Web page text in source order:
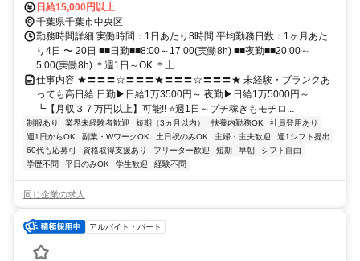
日給15,000円以上
千葉県千葉市中央区
勤務時間詳細 実働時間：1日あたり8時間 平均勤務日数：1ヶ月あた
り4日 〜 20日 ■■日勤■■8:00～17:00(実働8h) ■■夜勤■■20:00～
5:00(実働8h) ＊週1日～OK ＊土...
仕事内容 ★〓〓〓☆〓〓〓★〓〓〓☆〓〓〓★ 未経験・ブランクあ
っても高日給 日勤▶日給1万3500円～ 夜勤▶日給1万5000円～
┗【月収３７万円以上】可能!! ⭐週1日～プチ稼ぎもモチロ...
制服あり 業界未経験者歓迎 短期（3ヵ月以内） 扶養内勤務OK
社員登用あり
週1日からOK
副業・WワークOK 土日祝のみOK 主婦・主夫歓迎
週1シフト提出
60代も応募可
資格取得支援あり フリーター歓迎 短期 早朝
シフト自由
学歴不問
平日のみOK 学生歓迎 経験不問
同じ企業の求人
アルバイト・パート